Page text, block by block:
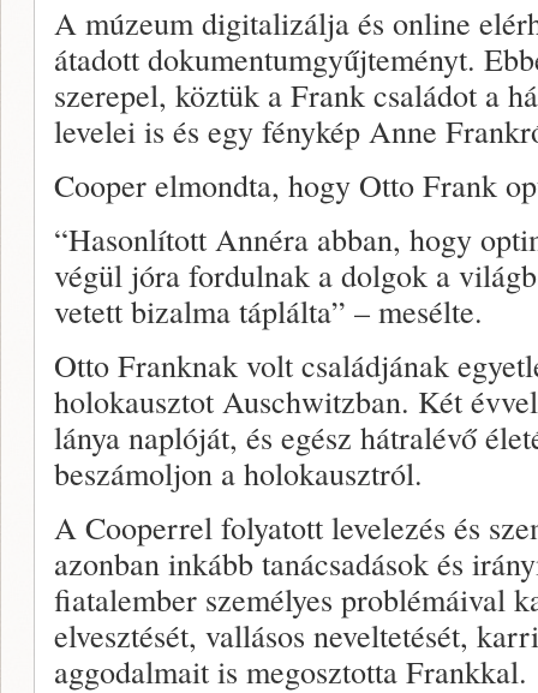
A múzeum digitalizálja és online
átadott dokumentumgyűjteményt.
szerepel, köztük a Frank családot a
levelei is és egy fénykép Anne
Cooper elmondta, hogy Otto Frank
“Hasonlított Annéra abban, hogy
végül jóra fordulnak a dolgok a
vetett bizalma táplálta” – mesélte.
Otto Franknak volt családjának
holokausztot Auschwitzban. Két
lánya naplóját, és egész hátralévő
beszámoljon a holokausztról.
A Cooperrel folyatott levelezés és
azonban inkább tanácsadások és
fiatalember személyes problémáival
elvesztését, vallásos neveltetését,
aggodalmait is megosztotta Frankkal.